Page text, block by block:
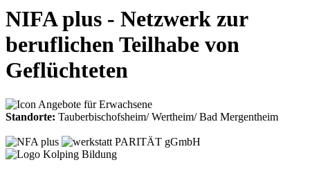
NIFA plus - Netzwerk zur
beruflichen Teilhabe von
Geflüchteten
Standorte: Tauberbischofsheim/ Wertheim/ Bad Mergentheim